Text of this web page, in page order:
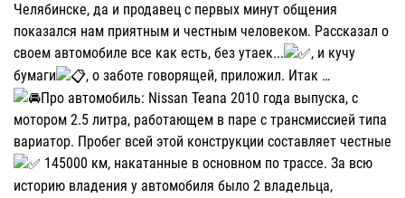
Челябинске, да и продавец с первых минут общения
показался нам приятным и честным человеком. Рассказал о
своем автомобиле все как есть, без утаек...
, и кучу
бумаги
, о заботе говорящей, приложил. Итак …
Про автомобиль: Nissan Teana 2010 года выпуска, с
мотором 2.5 литра, работающем в паре с трансмиссией типа
вариатор. Пробег всей этой конструкции составляет честные
145000 км, накатанные в основном по трассе. За всю
историю владения у автомобиля было 2 владельца,